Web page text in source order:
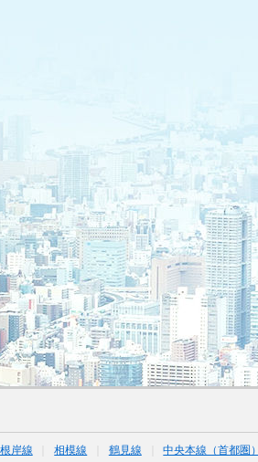
根岸線 相模線 鶴見線
中央本線（首都圏）